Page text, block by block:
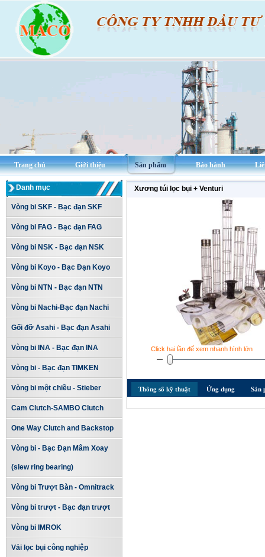
Trang chủ Giới thiệu Sản phẩm Bảo hành
Danh mục
Vòng bi SKF - Bạc đạn SKF
Vòng bi FAG - Bạc đạn FAG
Vòng bi NSK - Bạc đạn NSK
Vòng bi Koyo - Bạc Đạn Koyo
Vòng bi NTN - Bạc đạn NTN
Vòng bi Nachi-Bạc đạn Nachi
Gối đỡ Asahi - Bạc đạn Asahi
Vòng bi INA - Bạc đạn INA
Vòng bi - Bạc đạn TIMKEN
Vòng bi một chiều - Stieber
Cam Clutch-SAMBO Clutch
One Way Clutch and Backstop
Vòng bi - Bạc Đạn Mâm Xoay
(slew ring bearing)
Vòng bi Trượt Bàn - Omnitrack
Vòng bi trượt - Bạc đạn trượt
Vòng bi IMROK
Vải lọc bụi công nghiệp
Xương túi lọc bụi + Venturi
Click hai lần để xem nhanh hình lớn
Thông số kỹ thuật Ứng dụng Sản